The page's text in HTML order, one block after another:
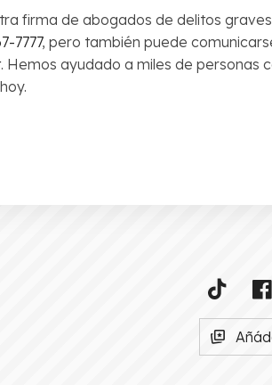
firma de abogados de delitos
7777, pero también puede
. Hemos ayudado a miles de personas